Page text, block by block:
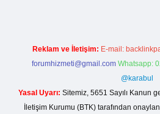
Reklam ve İletişim: E-mail:
forumhizmeti@gmail.com Whatsapp:
@karabul
Yasal Uyarı: Sitemiz, 5651 Sayılı Kanun
İletişim Kurumu (BTK) tarafından